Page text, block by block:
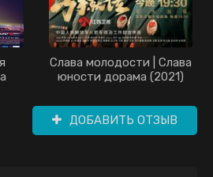
Слава молодости | Слава
юности дорама (2021)
ДОБАВИТЬ ОТЗЫВ